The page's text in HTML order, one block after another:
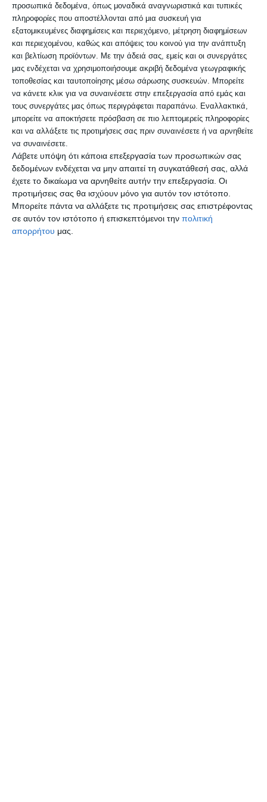
προσωπικά δεδομένα, όπως μοναδικά αναγνωριστικά και τυπικές
πληροφορίες που αποστέλλονται από μια συσκευή για
εξατομικευμένες διαφημίσεις και περιεχόμενο, μέτρηση διαφημίσεων
και περιεχομένου, καθώς και απόψεις του κοινού για την ανάπτυξη
και βελτίωση προϊόντων. Με την άδειά σας, εμείς και οι συνεργάτες
μας ενδέχεται να χρησιμοποιήσουμε ακριβή δεδομένα γεωγραφικής
τοποθεσίας και ταυτοποίησης μέσω σάρωσης συσκευών. Μπορείτε
να κάνετε κλικ για να συναινέσετε στην επεξεργασία από εμάς και
τους συνεργάτες μας όπως περιγράφεται παραπάνω. Εναλλακτικά,
μπορείτε να αποκτήσετε πρόσβαση σε πιο λεπτομερείς πληροφορίες
και να αλλάξετε τις προτιμήσεις σας πριν συναινέσετε ή να αρνηθείτε
να συναινέσετε.
Λάβετε υπόψη ότι κάποια επεξεργασία των προσωπικών σας
δεδομένων ενδέχεται να μην απαιτεί τη συγκατάθεσή σας, αλλά
έχετε το δικαίωμα να αρνηθείτε αυτήν την επεξεργασία. Οι
προτιμήσεις σας θα ισχύουν μόνο για αυτόν τον ιστότοπο.
Μπορείτε πάντα να αλλάξετε τις προτιμήσεις σας επιστρέφοντας
σε αυτόν τον ιστότοπο ή επισκεπτόμενοι την πολιτική
απορρήτου μας.
διευκόλυνση και προστασία του συνόλου
των χρηστών των οδικών δικτύων (πεζών
και οχημάτων), στην τήρηση του Κώδικα
Οδικής Κυκλοφορίας, καθώς και στη
μείωση των τροχαίων ατυχημάτων,
συγκροτεί συνεργεία τροχονομικών
ελέγχων και πραγματοποιεί στοχευμένες
αστυνομικές δράσεις σε διάφορες
περιοχές της Θεσσαλονίκης.
Στο πλαίσιο αυτό, αστυνομικοί της
Διεύθυνσης Τροχαίας Θεσσαλονίκης, κατά